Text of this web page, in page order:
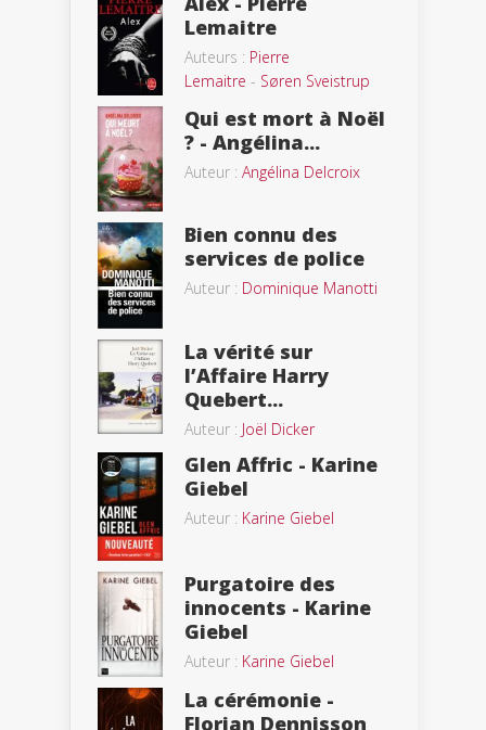
Lemaitre
Auteurs : Pierre
Lemaitre - Søren Sveistrup
Qui est mort à Noël
? - Angélina...
Auteur : Angélina Delcroix
Bien connu des
services de police
Auteur : Dominique Manotti
La vérité sur
l’Affaire Harry
Quebert...
Auteur : Joël Dicker
Glen Affric - Karine
Giebel
Auteur : Karine Giebel
Purgatoire des
innocents - Karine
Giebel
Auteur : Karine Giebel
La cérémonie -
Florian Dennisson